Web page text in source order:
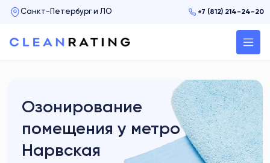
+7 (812) 214-24-20
Озонирование
помещения у метро
Нарвская
Старая деревня
Улица Дыбенко
Фрунзенская
Черная речка